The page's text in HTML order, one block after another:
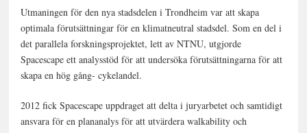
Utmaningen för den nya stadsdelen i Trondheim var att skapa
optimala förutsättningar för en klimatneutral stadsdel. Som en del i
det parallela forskningsprojektet, lett av NTNU, utgjorde
Spacescape ett analysstöd för att undersöka förutsättningarna för att
skapa en hög gång- cykelandel.
2012 fick Spacescape uppdraget att delta i juryarbetet och samtidigt
ansvara för en plananalys för att utvärdera walkability och